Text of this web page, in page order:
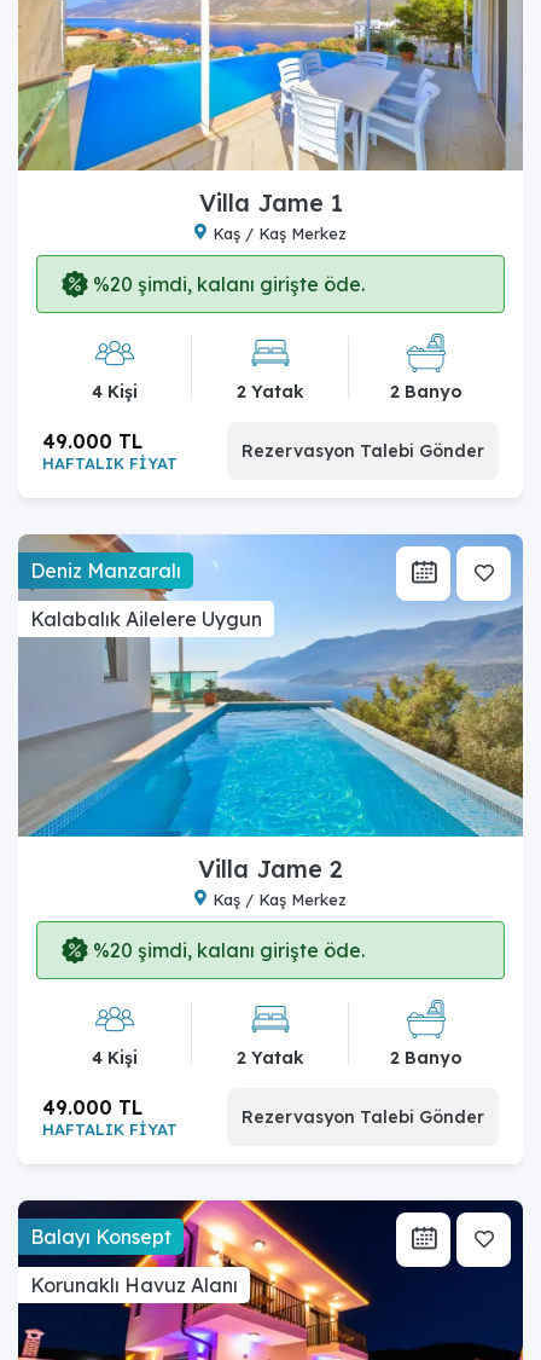
Villa Jame 1
Kaş / Kaş Merkez
%20 şimdi, kalanı girişte öde.
4 Kişi 2 Yatak 2 Banyo
HAFTALIK FİYAT
49.000 TL Rezervasyon Talebi Gönder
Deniz Manzaralı
Kalabalık Ailelere Uygun
Villa Jame 2
Kaş / Kaş Merkez
%20 şimdi, kalanı girişte öde.
4 Kişi 2 Yatak 2 Banyo
HAFTALIK FİYAT
49.000 TL Rezervasyon Talebi Gönder
Balayı Konsept
Korunaklı Havuz Alanı